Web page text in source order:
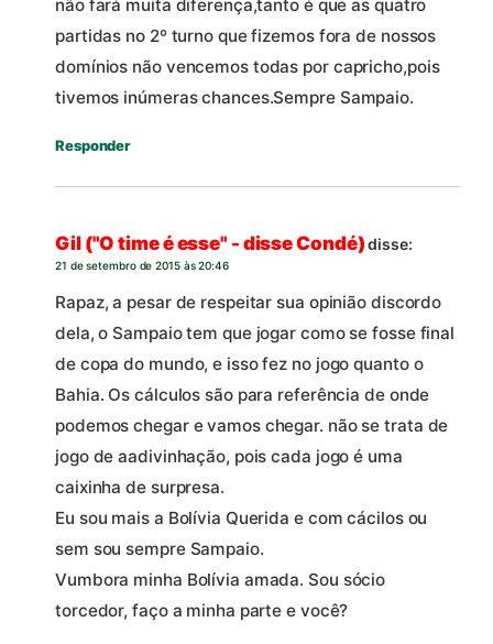
não fará muita diferença,tanto é que as quatro
partidas no 2º turno que fizemos fora de nossos
domínios não vencemos todas por capricho,pois
tivemos inúmeras chances.Sempre Sampaio.
Responder
Gil ("O time é esse" - disse Condé) disse:
21 de setembro de 2015 às 20:46
Rapaz, a pesar de respeitar sua opinião discordo
dela, o Sampaio tem que jogar como se fosse final
de copa do mundo, e isso fez no jogo quanto o
Bahia. Os cálculos são para referência de onde
podemos chegar e vamos chegar. não se trata de
jogo de aadivinhação, pois cada jogo é uma
caixinha de surpresa.
Eu sou mais a Bolívia Querida e com cácilos ou
sem sou sempre Sampaio.
Vumbora minha Bolívia amada. Sou sócio
torcedor, faço a minha parte e você?